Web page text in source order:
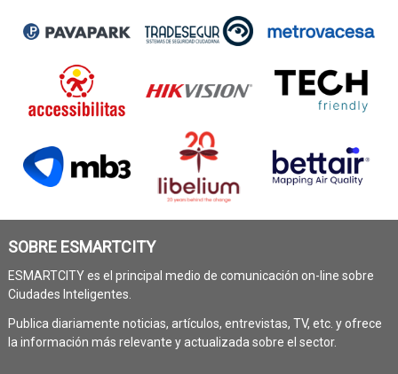
SOBRE ESMARTCITY
ESMARTCITY es el principal medio de comunicación on-line sobre
Ciudades Inteligentes.
Publica diariamente noticias, artículos, entrevistas, TV, etc. y ofrece
la información más relevante y actualizada sobre el sector.